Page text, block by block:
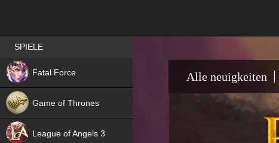
Alle neuigkeiten
Best RPG games in Germany
SPIELE
Fatal Force
Game of Thrones
League of Angels 3